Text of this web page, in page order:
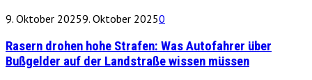
9. Oktober 20259. Oktober 20250
Rasern drohen hohe Strafen: Was Autofahrer über
Bußgelder auf der Landstraße wissen müssen